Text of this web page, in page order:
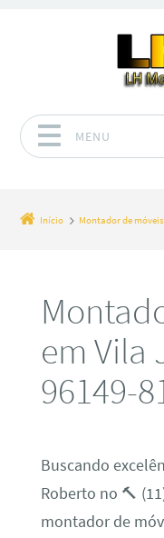
MENU
Início Montador de móveis
em Vila
96149-
Buscando
Roberto no 🔨
montador de